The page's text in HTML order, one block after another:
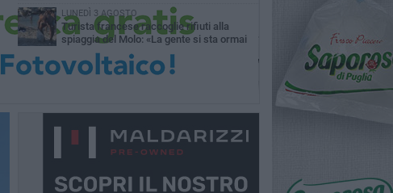
LUNEDÌ 3 AGOSTO
Turista francese raccoglie rifiuti alla
spiaggia del Molo: «La gente si sta ormai